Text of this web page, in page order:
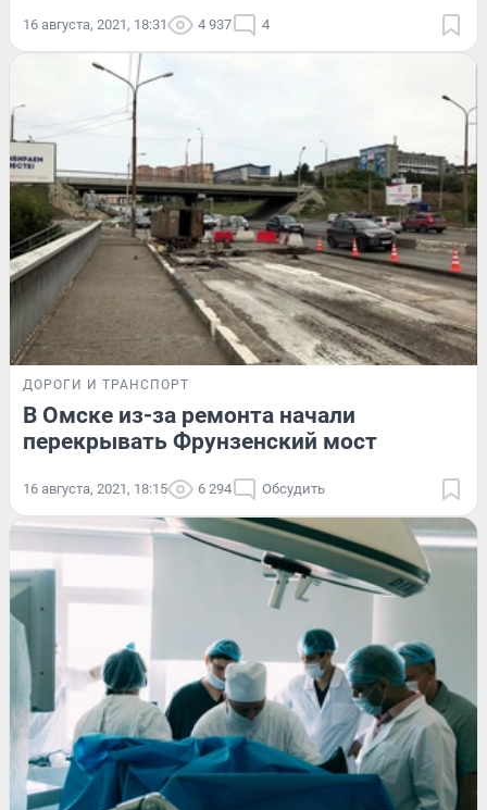
16 августа, 2021, 18:31 4 937 4
ДОРОГИ И ТРАНСПОРТ
В Омске из-за ремонта начали
перекрывать Фрунзенский мост
16 августа, 2021, 18:15 6 294 Обсудить